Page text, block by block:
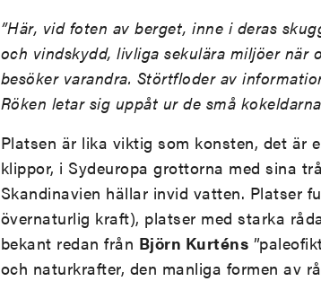
”Här, vid foten av berget, inne i deras
och vindskydd, livliga sekulära miljöer när
besöker varandra. Störtfloder av
Röken letar sig uppåt ur de små
Platsen är lika viktig som konsten, det är
klippor, i Sydeuropa grottorna med sina
Skandinavien hällar invid vatten. Platser
övernaturlig kraft), platser med starka
bekant redan från Björn Kurténs
och naturkrafter, den manliga formen av